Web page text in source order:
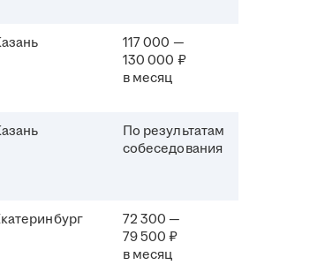
117 000 —
130 000 ₽
в месяц
По результатам
собеседования
72 300 —
79 500 ₽
в месяц